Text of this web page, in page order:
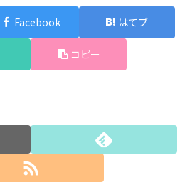
Facebook はてブ
コピー